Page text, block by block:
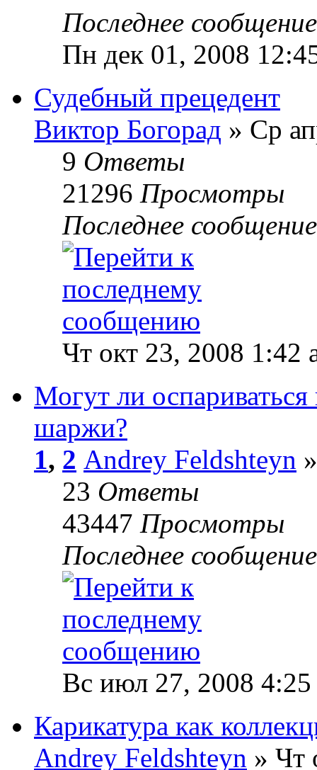
Последнее
Пн дек 01, 2008
Судебный прецедент
Виктор Богорад » Ср
9 Ответы
21296 Просмотры
Последнее
Чт окт 23, 2008 1:42
Могут ли
шаржи?
1, 2 Andrey Feldshteyn
23 Ответы
43447 Просмотры
Последнее
Вс июл 27, 2008 4:25
Карикатура как
Andrey Feldshteyn » Чт